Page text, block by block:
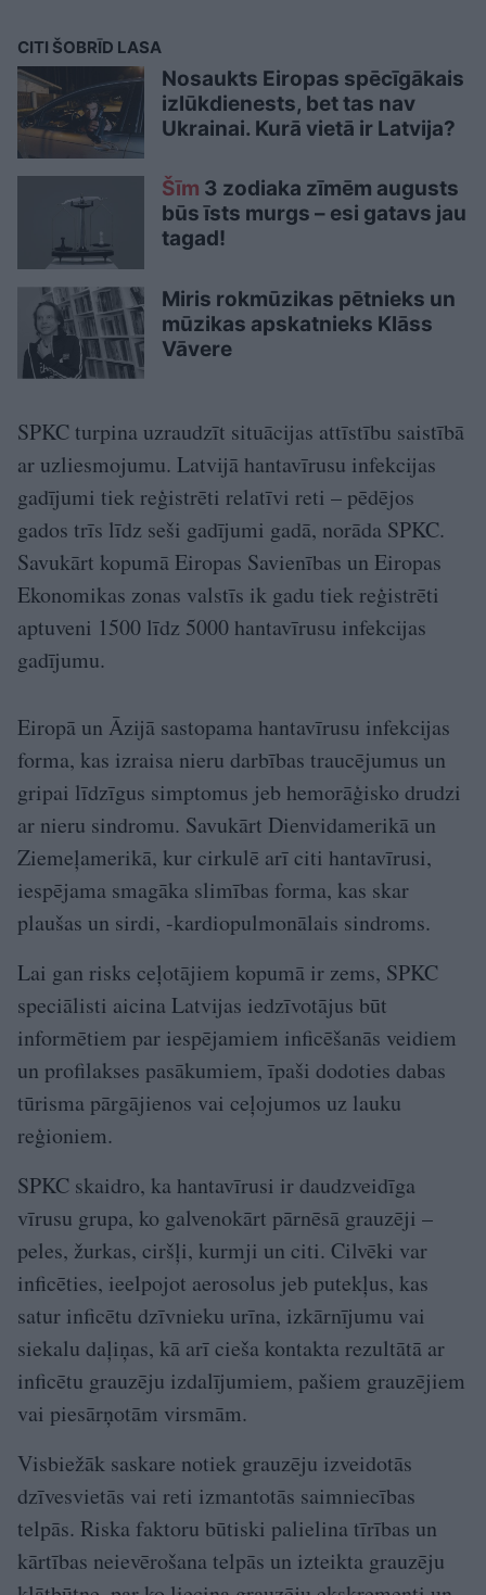
CITI ŠOBRĪD LASA
Nosaukts Eiropas spēcīgākais
izlūkdienests, bet tas nav
Ukrainai. Kurā vietā ir Latvija?
Šīm 3 zodiaka zīmēm augusts
būs īsts murgs – esi gatavs jau
tagad!
Miris rokmūzikas pētnieks un
mūzikas apskatnieks Klāss
Vāvere
SPKC turpina uzraudzīt situācijas attīstību saistībā
ar uzliesmojumu. Latvijā hantavīrusu infekcijas
gadījumi tiek reģistrēti relatīvi reti – pēdējos
gados trīs līdz seši gadījumi gadā, norāda SPKC.
Savukārt kopumā Eiropas Savienības un Eiropas
Ekonomikas zonas valstīs ik gadu tiek reģistrēti
aptuveni 1500 līdz 5000 hantavīrusu infekcijas
gadījumu.
Eiropā un Āzijā sastopama hantavīrusu infekcijas
forma, kas izraisa nieru darbības traucējumus un
gripai līdzīgus simptomus jeb hemorāģisko drudzi
ar nieru sindromu. Savukārt Dienvidamerikā un
Ziemeļamerikā, kur cirkulē arī citi hantavīrusi,
iespējama smagāka slimības forma, kas skar
plaušas un sirdi, -kardiopulmonālais sindroms.
Lai gan risks ceļotājiem kopumā ir zems, SPKC
speciālisti aicina Latvijas iedzīvotājus būt
informētiem par iespējamiem inficēšanās veidiem
un profilakses pasākumiem, īpaši dodoties dabas
tūrisma pārgājienos vai ceļojumos uz lauku
reģioniem.
SPKC skaidro, ka hantavīrusi ir daudzveidīga
vīrusu grupa, ko galvenokārt pārnēsā grauzēji –
peles, žurkas, ciršļi, kurmji un citi. Cilvēki var
inficēties, ieelpojot aerosolus jeb putekļus, kas
satur inficētu dzīvnieku urīna, izkārnījumu vai
siekalu daļiņas, kā arī cieša kontakta rezultātā ar
inficētu grauzēju izdalījumiem, pašiem grauzējiem
vai piesārņotām virsmām.
Visbiežāk saskare notiek grauzēju izveidotās
dzīvesvietās vai reti izmantotās saimniecības
telpās. Riska faktoru būtiski palielina tīrības un
kārtības neievērošana telpās un izteikta grauzēju